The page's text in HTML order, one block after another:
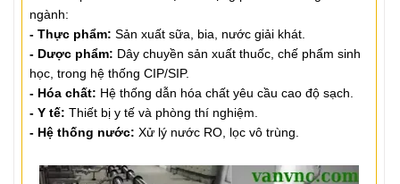
ngành:
- Thực phẩm: Sản xuất sữa, bia, nước giải khát.
- Dược phẩm: Dây chuyền sản xuất thuốc, chế phẩm sinh
học, trong hệ thống CIP/SIP.
- Hóa chất: Hệ thống dẫn hóa chất yêu cầu cao độ sạch.
- Y tế: Thiết bị y tế và phòng thí nghiệm.
- Hệ thống nước: Xử lý nước RO, lọc vô trùng.